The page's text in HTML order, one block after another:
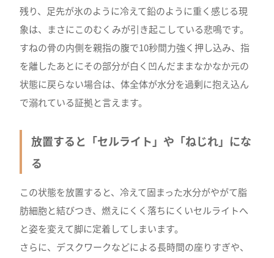
残り、足先が氷のように冷えて鉛のように重く感じる現
象は、まさにこのむくみが引き起こしている悲鳴です。
すねの骨の内側を親指の腹で10秒間力強く押し込み、指
を離したあとにその部分が白く凹んだままなかなか元の
状態に戻らない場合は、体全体が水分を過剰に抱え込ん
で溺れている証拠と言えます。
放置すると「セルライト」や「ねじれ」にな
る
この状態を放置すると、冷えて固まった水分がやがて脂
肪細胞と結びつき、燃えにくく落ちにくいセルライトへ
と姿を変えて脚に定着してしまいます。
さらに、デスクワークなどによる長時間の座りすぎや、